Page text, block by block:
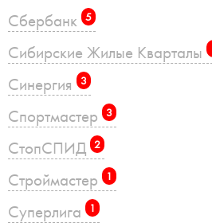
Сбербанк 5
Сибирские Жилые Кварталы
Синергия 3
Спортмастер 3
СтопСПИД 2
Строймастер 1
Суперлига 1